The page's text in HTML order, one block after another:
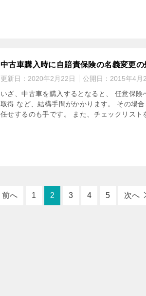
中古車購入時に自賠責保険の名義変更
更新日： 2020年2月22日 公開日： 2015年4月
いざ、中古車を購入するとなると、 任意保
取得 など、結構手間がかかります。 その場
任せするのも手です。 また、チェックリス
前へ 1 2 3 4 5 次へ